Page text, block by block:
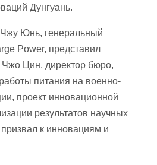
Дунгуань.
Юнь, генеральный
Power, представил
Чжо Цин, директор бюро,
питания на военно-
проект инновационной
результатов научных
к инновациям и